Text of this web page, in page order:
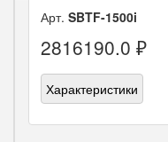
Арт. SBTF-1500i
2816190.0 ₽
Характеристики